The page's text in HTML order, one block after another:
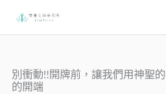
別衝動!!開牌前，讓我們用神聖
的開端